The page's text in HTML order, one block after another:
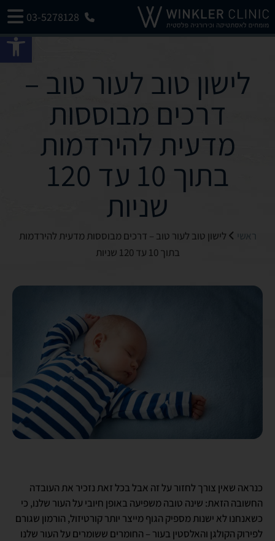
03-5278128
לישון טוב לעור טוב –
דרכים מבוססות
מדעית להירדמות
בתוך 10 עד 120
שניות
ראשי
לישון טוב לעור טוב – דרכים מבוססות מדעית להירדמות
בתוך 10 עד 120 שניות
כנראה שאין צורך לחזור על זה אבל בכל זאת נזכיר את העובדה
החשובה הזאת: שינה טובה משפיעה באופן חיובי על העור שלנו, כי
כשאנחנו לא ישנות מספיק הגוף מייצר יותר קורטיזול, הורמון שגורם
לפירוק הקולגן והאלסטין בעור – החומרים ששומרים על העור שלנו